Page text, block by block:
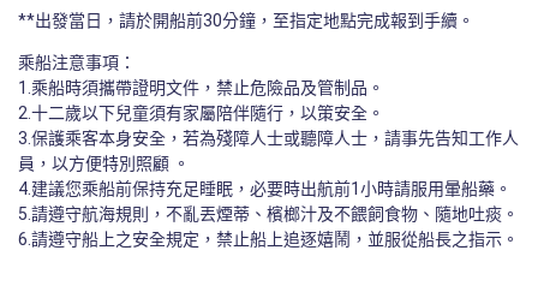
**出發當日，請於開船前30分鐘，至指定地點完成報到手續。
乘船注意事項：
1.乘船時須攜帶證明文件，禁止危險品及管制品。
2.十二歲以下兒童須有家屬陪伴隨行，以策安全。
3.保護乘客本身安全，若為殘障人士或聽障人士，請事先告知工作人
員，以方便特別照顧 。
4.建議您乘船前保持充足睡眠，必要時出航前1小時請服用暈船藥。
5.請遵守航海規則，不亂丟煙蒂、檳榔汁及不餵飼食物、隨地吐痰。
6.請遵守船上之安全規定，禁止船上追逐嬉鬧，並服從船長之指示。